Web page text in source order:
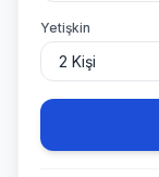
Yetişkin